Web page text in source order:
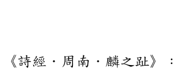
《詩經．周南．麟之趾》：